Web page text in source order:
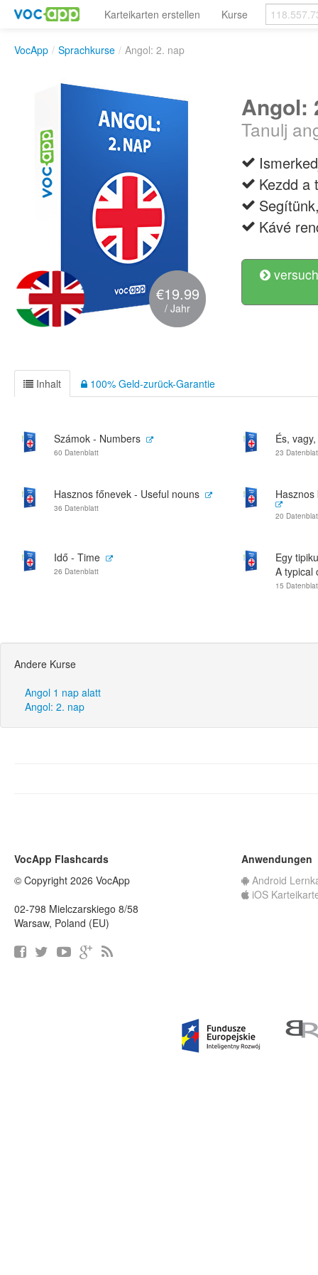
Karteikarten erstellen Kurse
VocApp / Sprachkurse / Angol: 2. nap
€19.99
/ Jahr
Angol:
Tanulj
Kezdd a
Kávé
Inhalt 100% Geld-zurück-Garantie
Számok - Numbers
60 Datenblatt
És,
23
Hasznos főnevek - Useful nouns
36 Datenblatt
20
Idő - Time
26 Datenblatt
Egy
A typical
15
Andere Kurse
Angol 1 nap alatt
Angol: 2. nap
VocApp Flashcards
© Copyright 2026 VocApp
02-798 Mielczarskiego 8/58
Warsaw, Poland (EU)
Anwendungen
Android
iOS